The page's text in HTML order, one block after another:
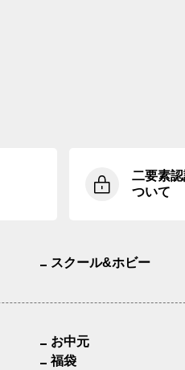
二要素
ついて
スクール&ホビー
お中元
福袋